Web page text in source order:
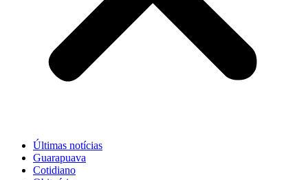
Últimas notícias
Guarapuava
Cotidiano